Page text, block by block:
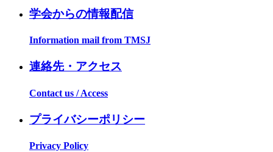
学会からの情報配信
Information mail from TMSJ
連絡先・アクセス
Contact us / Access
プライバシーポリシー
Privacy Policy